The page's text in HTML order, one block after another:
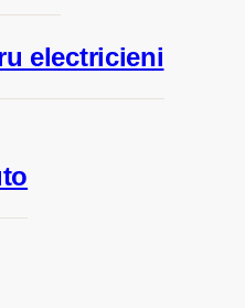
electricieni